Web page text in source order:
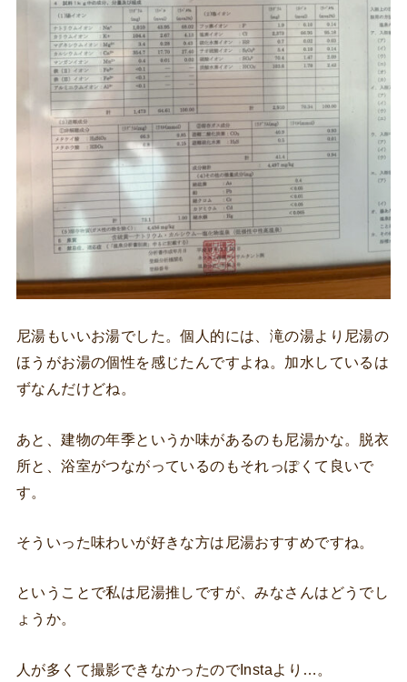
尼湯もいいお湯でした。個人的には、滝の湯より尼湯の
ほうがお湯の個性を感じたんですよね。加水しているは
ずなんだけどね。
あと、建物の年季というか味があるのも尼湯かな。脱衣
所と、浴室がつながっているのもそれっぽくて良いで
す。
そういった味わいが好きな方は尼湯おすすめですね。
ということで私は尼湯推しですが、みなさんはどうでし
ょうか。
人が多くて撮影できなかったのでInstaより…。